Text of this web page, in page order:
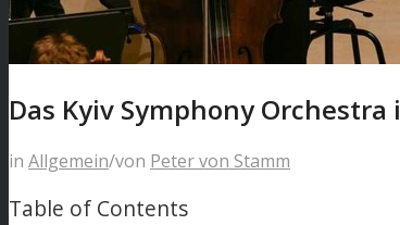
Das Kyiv Symphony
in Allgemein/von Peter von Stamm
Table of Contents